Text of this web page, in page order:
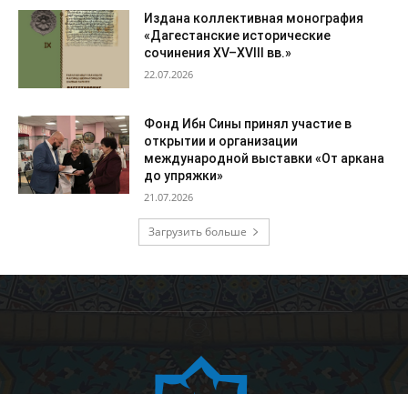
Издана коллективная монография
«Дагестанские исторические
сочинения XV–XVIII вв.»
22.07.2026
Фонд Ибн Сины принял участие в
открытии и организации
международной выставки «От аркана
до упряжки»
21.07.2026
Загрузить больше